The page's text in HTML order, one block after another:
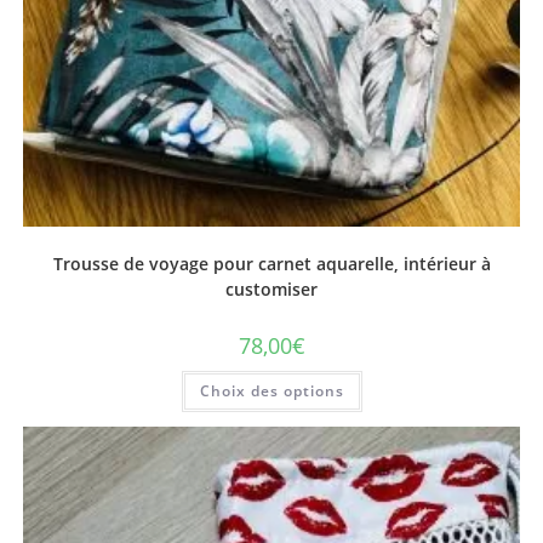
Trousse de voyage pour carnet aquarelle, intérieur à
customiser
78,00€
Choix des options
Ce
a
plusieurs
variations.
Les
options
peuvent
être
choisies